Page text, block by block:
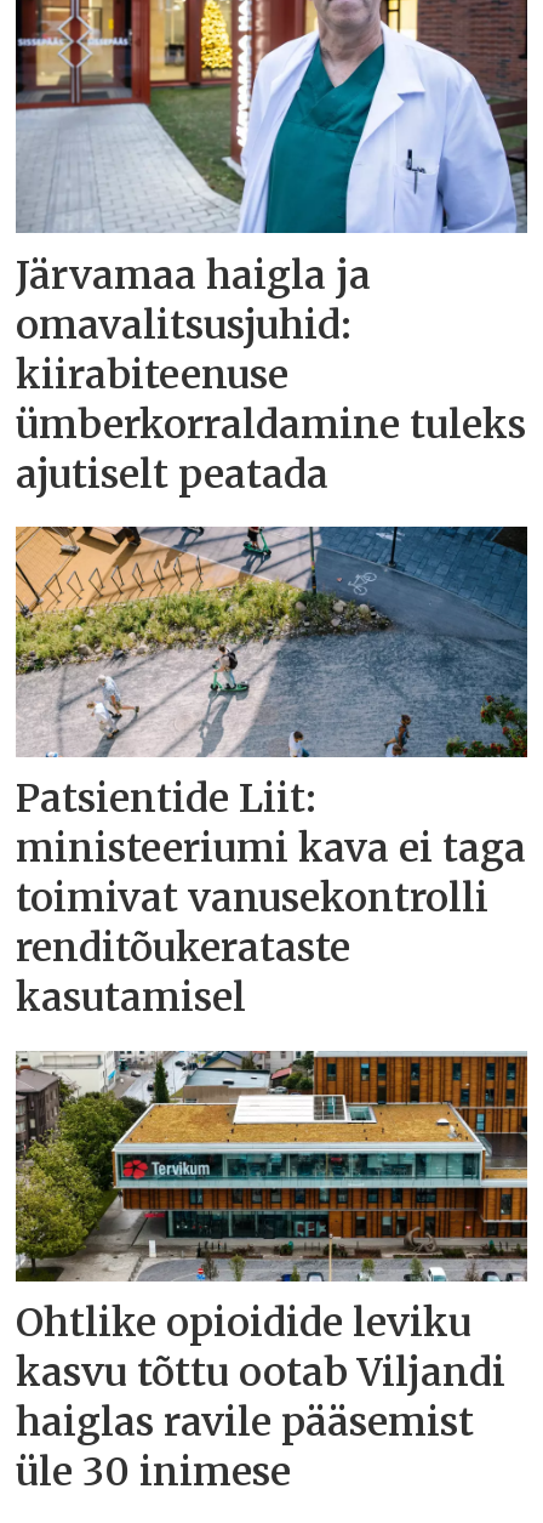
Järvamaa haigla ja
omavalitsusjuhid:
kiirabiteenuse
ümberkorraldamine tuleks
ajutiselt peatada
Patsientide Liit:
ministeeriumi kava ei taga
toimivat vanusekontrolli
renditõukerataste
kasutamisel
Ohtlike opioidide leviku
kasvu tõttu ootab Viljandi
haiglas ravile pääsemist
üle 30 inimese